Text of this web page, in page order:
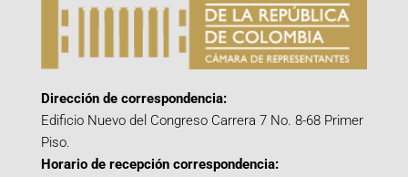
Dirección de correspondencia:
Edificio Nuevo del Congreso Carrera 7 No. 8-68 Primer
Piso.
Horario de recepción correspondencia: